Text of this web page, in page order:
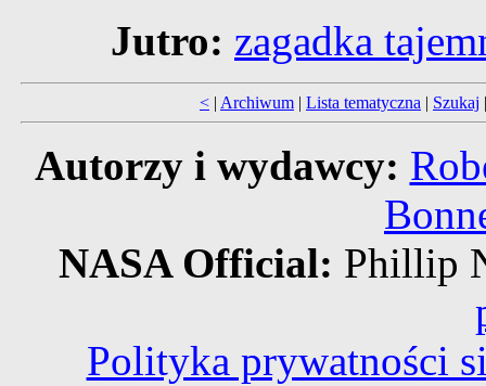
Jutro: zagadka
< | Archiwum | Lista tematyczna | Szukaj
Autorzy i wydawcy:
NASA Official: Phillip
Polityka prywatności